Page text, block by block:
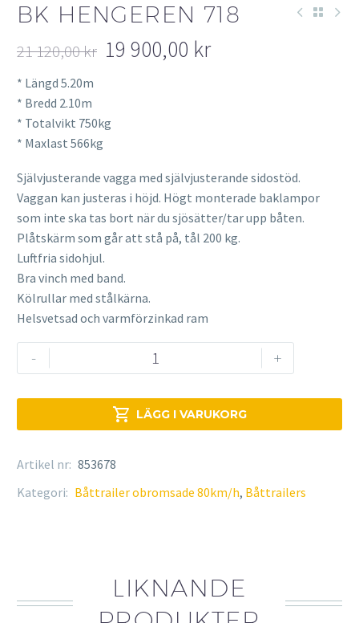
BK HENGEREN 718
21 120,00kr
ursprungliga
priset
var:
120,00 kr.
19 900,00 kr
nuvarande
priset
är:
900,00 kr.
* Längd 5.20m
* Bredd 2.10m
* Totalvikt 750kg
* Maxlast 566kg
Självjusterande vagga med självjusterande sidostöd.
Vaggan kan justeras i höjd. Högt monterade baklampor
som inte ska tas bort när du sjösätter/tar upp båten.
Plåtskärm som går att stå på, tål 200 kg.
Luftfria sidohjul.
Bra vinch med band.
Kölrullar med stålkärna.
Helsvetsad och varmförzinkad ram
-
Hengeren
+
 LÄGG I VARUKORG
Artikel nr: 853678
Kategori: Båttrailer obromsade 80km/h, Båttrailers
LIKNANDE